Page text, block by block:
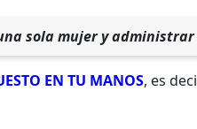
sola mujer y
EN TU MANOS, es